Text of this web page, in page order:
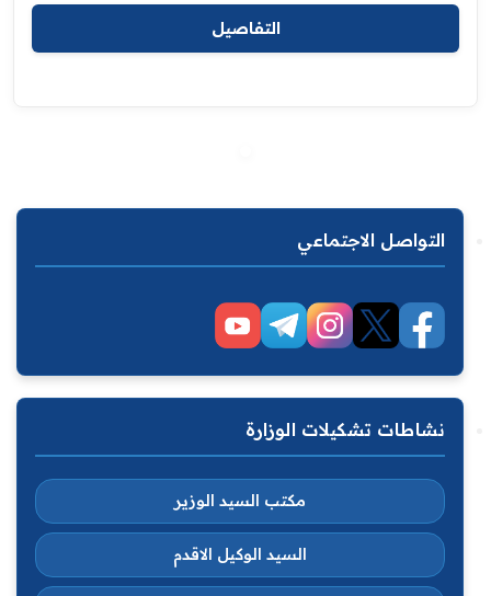
التفاصيل
التواصل الاجتماعي
نشاطات تشكيلات الوزارة
مكتب السيد الوزير
السيد الوكيل الاقدم